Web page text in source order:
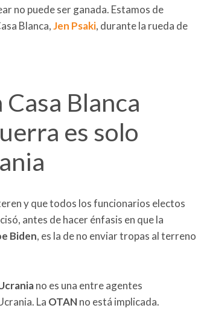
no puede ser ganada. Estamos de
Blanca,Jen Psaki, durante la rueda de
Blanca
es solo
y que todos los funcionarios electos
antes de hacer énfasis en que la
Biden, es la de no enviar tropas al terreno
no es una entre agentes
La OTANno está implicada.